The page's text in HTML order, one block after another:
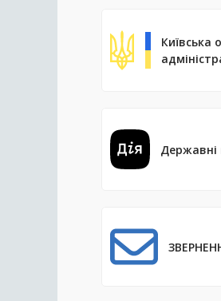
Київська
Державні